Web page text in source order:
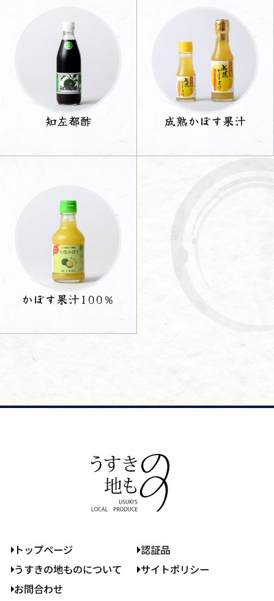
知左都酢 成熟かぼす果汁
かぼす果汁100％
トップページ
認証品
うすきの地ものについて
サイトポリシー
お問合わせ